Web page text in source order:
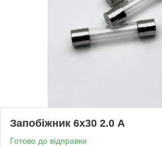
Запобіжник 6х30 2.0 А
Готово до відправки